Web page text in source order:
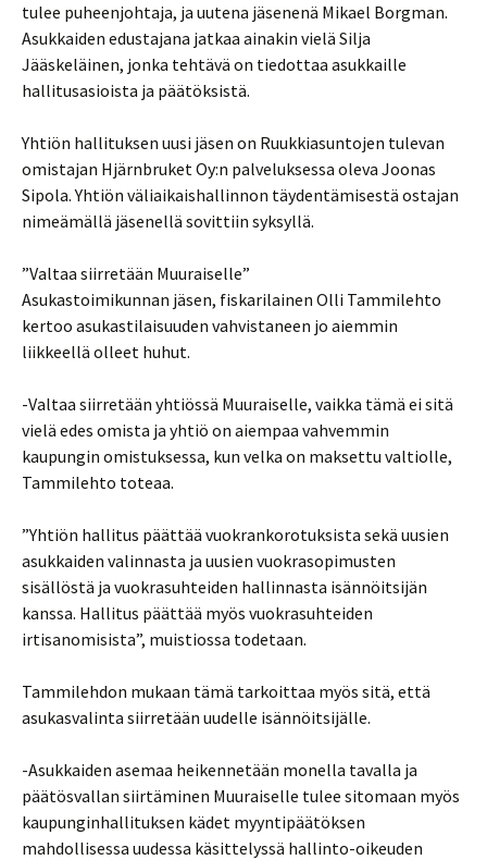
tulee puheenjohtaja, ja uutena jäsenenä Mikael Borgman.
Asukkaiden edustajana jatkaa ainakin vielä Silja
Jääskeläinen, jonka tehtävä on tiedottaa asukkaille
hallitusasioista ja päätöksistä.
Yhtiön hallituksen uusi jäsen on Ruukkiasuntojen tulevan
omistajan Hjärnbruket Oy:n palveluksessa oleva Joonas
Sipola. Yhtiön väliaikaishallinnon täydentämisestä ostajan
nimeämällä jäsenellä sovittiin syksyllä.
”Valtaa siirretään Muuraiselle”
Asukastoimikunnan jäsen, fiskarilainen Olli Tammilehto
kertoo asukastilaisuuden vahvistaneen jo aiemmin
liikkeellä olleet huhut.
-Valtaa siirretään yhtiössä Muuraiselle, vaikka tämä ei sitä
vielä edes omista ja yhtiö on aiempaa vahvemmin
kaupungin omistuksessa, kun velka on maksettu valtiolle,
Tammilehto toteaa.
”Yhtiön hallitus päättää vuokrankorotuksista sekä uusien
asukkaiden valinnasta ja uusien vuokrasopimusten
sisällöstä ja vuokrasuhteiden hallinnasta isännöitsijän
kanssa. Hallitus päättää myös vuokrasuhteiden
irtisanomisista”, muistiossa todetaan.
Tammilehdon mukaan tämä tarkoittaa myös sitä, että
asukasvalinta siirretään uudelle isännöitsijälle.
-Asukkaiden asemaa heikennetään monella tavalla ja
päätösvallan siirtäminen Muuraiselle tulee sitomaan myös
kaupunginhallituksen kädet myyntipäätöksen
mahdollisessa uudessa käsittelyssä hallinto-oikeuden